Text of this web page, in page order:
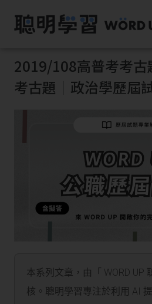
2019/108高普考考古
考古題｜政治學歷屆
本系列文章，由「 WORD UP
核。聰明學習專注於利用 AI